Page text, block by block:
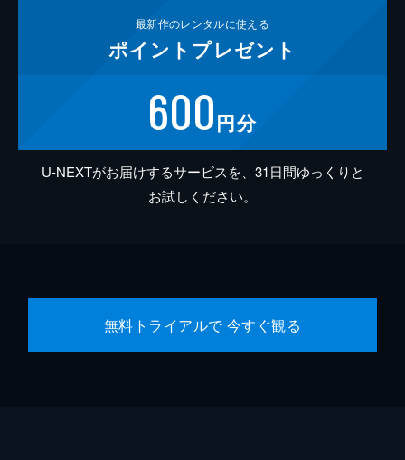
最新作のレンタルに使える
ポイント プレゼント
600円分
U-NEXTがお届けするサービスを、31日間ゆっくりと
お試しください。
無料トライアルで 今すぐ観る